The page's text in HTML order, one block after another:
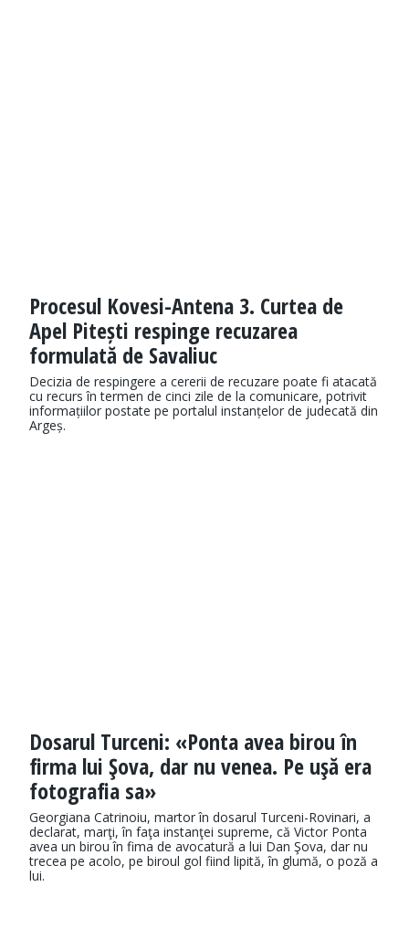
Procesul Kovesi-Antena 3. Curtea de
Apel Pitești respinge recuzarea
formulată de Savaliuc
Decizia de respingere a cererii de recuzare poate fi atacată
cu recurs în termen de cinci zile de la comunicare, potrivit
informațiilor postate pe portalul instanțelor de judecată din
Argeș.
Dosarul Turceni: «Ponta avea birou în
firma lui Şova, dar nu venea. Pe uşă era
fotografia sa»
Georgiana Catrinoiu, martor în dosarul Turceni-Rovinari, a
declarat, marţi, în faţa instanţei supreme, că Victor Ponta
avea un birou în fima de avocatură a lui Dan Şova, dar nu
trecea pe acolo, pe biroul gol fiind lipită, în glumă, o poză a
lui.